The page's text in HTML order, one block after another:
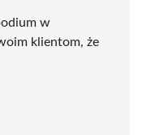
w
klientom, że